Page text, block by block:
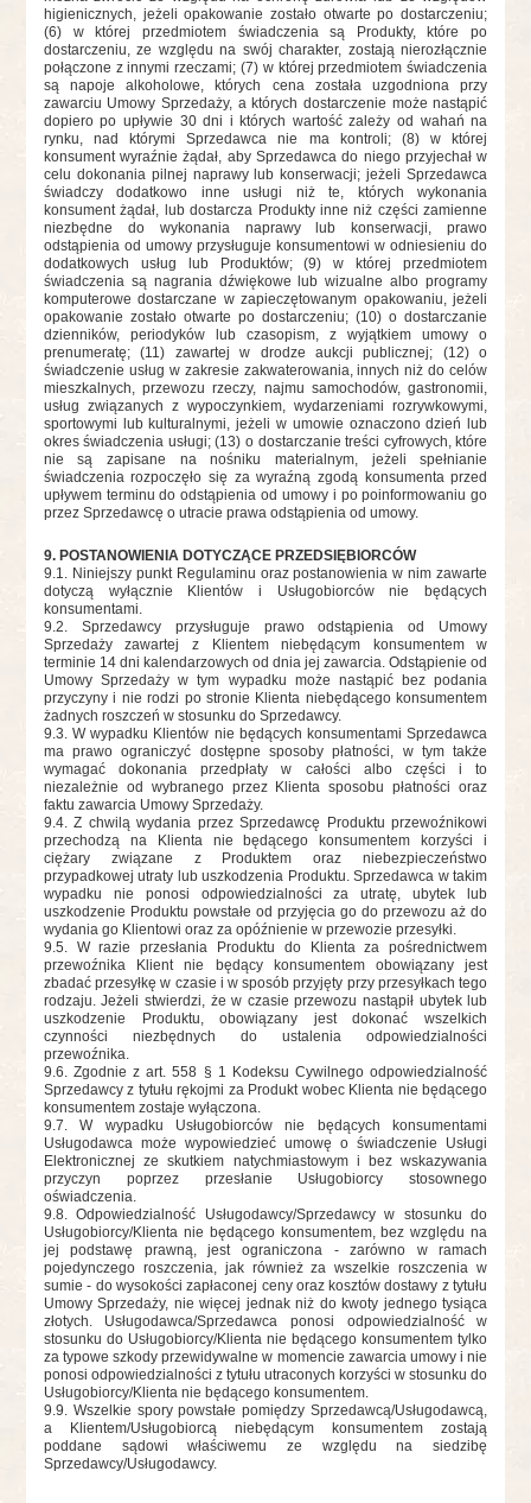
higienicznych, jeżeli opakowanie zostało otwarte po dostarczeniu;
(6) w której przedmiotem świadczenia są Produkty, które po
dostarczeniu, ze względu na swój charakter, zostają nierozłącznie
połączone z innymi rzeczami; (7) w której przedmiotem świadczenia
są napoje alkoholowe, których cena została uzgodniona przy
zawarciu Umowy Sprzedaży, a których dostarczenie może nastąpić
dopiero po upływie 30 dni i których wartość zależy od wahań na
rynku, nad którymi Sprzedawca nie ma kontroli; (8) w której
konsument wyraźnie żądał, aby Sprzedawca do niego przyjechał w
celu dokonania pilnej naprawy lub konserwacji; jeżeli Sprzedawca
świadczy dodatkowo inne usługi niż te, których wykonania
konsument żądał, lub dostarcza Produkty inne niż części zamienne
niezbędne do wykonania naprawy lub konserwacji, prawo
odstąpienia od umowy przysługuje konsumentowi w odniesieniu do
dodatkowych usług lub Produktów; (9) w której przedmiotem
świadczenia są nagrania dźwiękowe lub wizualne albo programy
komputerowe dostarczane w zapieczętowanym opakowaniu, jeżeli
opakowanie zostało otwarte po dostarczeniu; (10) o dostarczanie
dzienników, periodyków lub czasopism, z wyjątkiem umowy o
prenumeratę; (11) zawartej w drodze aukcji publicznej; (12) o
świadczenie usług w zakresie zakwaterowania, innych niż do celów
mieszkalnych, przewozu rzeczy, najmu samochodów, gastronomii,
usług związanych z wypoczynkiem, wydarzeniami rozrywkowymi,
sportowymi lub kulturalnymi, jeżeli w umowie oznaczono dzień lub
okres świadczenia usługi; (13) o dostarczanie treści cyfrowych, które
nie są zapisane na nośniku materialnym, jeżeli spełnianie
świadczenia rozpoczęło się za wyraźną zgodą konsumenta przed
upływem terminu do odstąpienia od umowy i po poinformowaniu go
przez Sprzedawcę o utracie prawa odstąpienia od umowy.
9. POSTANOWIENIA DOTYCZĄCE PRZEDSIĘBIORCÓW
9.1. Niniejszy punkt Regulaminu oraz postanowienia w nim zawarte
dotyczą wyłącznie Klientów i Usługobiorców nie będących
konsumentami.
9.2. Sprzedawcy przysługuje prawo odstąpienia od Umowy
Sprzedaży zawartej z Klientem niebędącym konsumentem w
terminie 14 dni kalendarzowych od dnia jej zawarcia. Odstąpienie od
Umowy Sprzedaży w tym wypadku może nastąpić bez podania
przyczyny i nie rodzi po stronie Klienta niebędącego konsumentem
żadnych roszczeń w stosunku do Sprzedawcy.
9.3. W wypadku Klientów nie będących konsumentami Sprzedawca
ma prawo ograniczyć dostępne sposoby płatności, w tym także
wymagać dokonania przedpłaty w całości albo części i to
niezależnie od wybranego przez Klienta sposobu płatności oraz
faktu zawarcia Umowy Sprzedaży.
9.4. Z chwilą wydania przez Sprzedawcę Produktu przewoźnikowi
przechodzą na Klienta nie będącego konsumentem korzyści i
ciężary związane z Produktem oraz niebezpieczeństwo
przypadkowej utraty lub uszkodzenia Produktu. Sprzedawca w takim
wypadku nie ponosi odpowiedzialności za utratę, ubytek lub
uszkodzenie Produktu powstałe od przyjęcia go do przewozu aż do
wydania go Klientowi oraz za opóźnienie w przewozie przesyłki.
9.5. W razie przesłania Produktu do Klienta za pośrednictwem
przewoźnika Klient nie będący konsumentem obowiązany jest
zbadać przesyłkę w czasie i w sposób przyjęty przy przesyłkach tego
rodzaju. Jeżeli stwierdzi, że w czasie przewozu nastąpił ubytek lub
uszkodzenie Produktu, obowiązany jest dokonać wszelkich
czynności niezbędnych do ustalenia odpowiedzialności
przewoźnika.
9.6. Zgodnie z art. 558 § 1 Kodeksu Cywilnego odpowiedzialność
Sprzedawcy z tytułu rękojmi za Produkt wobec Klienta nie będącego
konsumentem zostaje wyłączona.
9.7. W wypadku Usługobiorców nie będących konsumentami
Usługodawca może wypowiedzieć umowę o świadczenie Usługi
Elektronicznej ze skutkiem natychmiastowym i bez wskazywania
przyczyn poprzez przesłanie Usługobiorcy stosownego
oświadczenia.
9.8. Odpowiedzialność Usługodawcy/Sprzedawcy w stosunku do
Usługobiorcy/Klienta nie będącego konsumentem, bez względu na
jej podstawę prawną, jest ograniczona - zarówno w ramach
pojedynczego roszczenia, jak również za wszelkie roszczenia w
sumie - do wysokości zapłaconej ceny oraz kosztów dostawy z tytułu
Umowy Sprzedaży, nie więcej jednak niż do kwoty jednego tysiąca
złotych. Usługodawca/Sprzedawca ponosi odpowiedzialność w
stosunku do Usługobiorcy/Klienta nie będącego konsumentem tylko
za typowe szkody przewidywalne w momencie zawarcia umowy i nie
ponosi odpowiedzialności z tytułu utraconych korzyści w stosunku do
Usługobiorcy/Klienta nie będącego konsumentem.
9.9. Wszelkie spory powstałe pomiędzy Sprzedawcą/Usługodawcą,
a Klientem/Usługobiorcą niebędącym konsumentem zostają
poddane sądowi właściwemu ze względu na siedzibę
Sprzedawcy/Usługodawcy.